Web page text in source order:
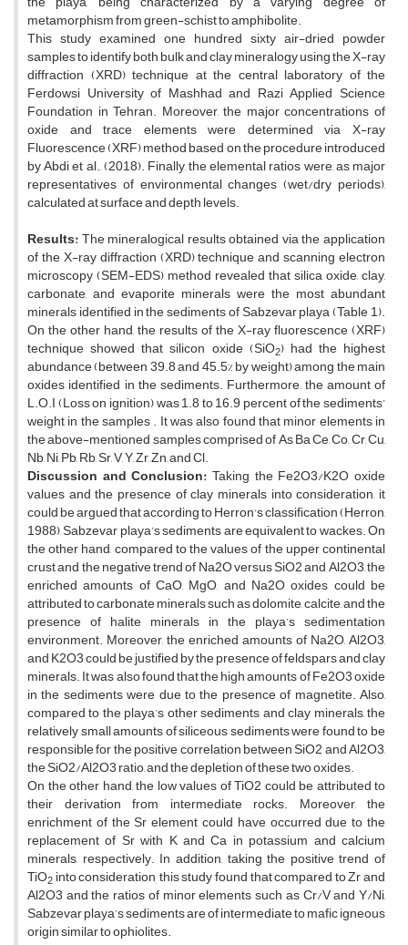
metamorphism from green-schist to amphibolite.
This study examined one hundred sixty air-dried powder
samples to identify both bulk and clay mineralogy using the X-ray
diffraction (XRD) technique at the central laboratory of the
Ferdowsi University of Mashhad and Razi Applied Science
Foundation in Tehran. Moreover, the major concentrations of
oxide and trace elements were determined via X-ray
Fluorescence (XRF) method based on the procedure introduced
by Abdi et al., (2018). Finally, the elemental ratios were, as major
representatives of environmental changes (wet/dry periods),
calculated at surface and depth levels.
Results:The mineralogical results obtained via the application
of the X-ray diffraction (XRD) technique and scanning electron
microscopy (SEM-EDS) method revealed that silica oxide, clay,
carbonate, and evaporite minerals were the most abundant
minerals identified in the sediments of Sabzevar playa (Table 1).
On the other hand, the results of the X-ray fluorescence (XRF)
technique showed that silicon oxide (SiO2) had the highest
abundance (between 39.8 and 45.5% by weight) among the main
oxides identified in the sediments. Furthermore, the amount of
L.O.I (Loss on ignition) was 1.8 to 16.9 percent of the sediments’
weight in the samples . It was also found that minor elements in
the above-mentioned samples comprised of As Ba Ce, Co, Cr, Cu,
Nb, Ni, Pb, Rb, Sr, V, Y, Zr, Zn, and Cl.
Discussion and Conclusion: Taking the Fe2O3/K2O oxide
values ​​and the presence of clay minerals into consideration, it
could be argued that according to Herron's classification (Herron,
1988), Sabzevar playa’s sediments are equivalent to wackes. On
the other hand, compared to the values ​​of the upper continental
crust and the negative trend of Na2O versus SiO2 and Al2O3, the
enriched amounts of CaO, MgO, and Na2O oxides could be
attributed to carbonate minerals such as dolomite, calcite, and the
presence of halite minerals in the playa’s sedimentation
environment. Moreover, the enriched amounts of Na2O, Al2O3,
and K2O3 could be justified by the presence of feldspars and clay
minerals. It was also found that the high amounts of Fe2O3 oxide
in the sediments were due to the presence of magnetite. Also,
compared to the playa’s other sediments and clay minerals, the
relatively small amounts of siliceous sediments were found to be
responsible for the positive correlation between SiO2 and Al2O3,
the SiO2/Al2O3 ratio, and the depletion of these two oxides.
On the other hand, the low values ​​of TiO2 could be attributed to
their derivation from intermediate rocks. Moreover, the
enrichment of the Sr element could have occurred due to the
replacement of Sr with K and Ca in potassium and calcium
minerals, respectively. In addition, taking the positive trend of
TiO2 into consideration,this study found that compared to Zr and
Al2O3 and the ratios of minor elements such as Cr/V and Y/Ni,
Sabzevar playa’s sediments are of intermediate to mafic igneous
origin similar to ophiolites.